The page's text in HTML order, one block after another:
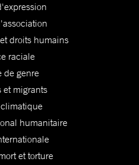
droits humains
raciale
de genre
et migrants
humanitaire
et torture